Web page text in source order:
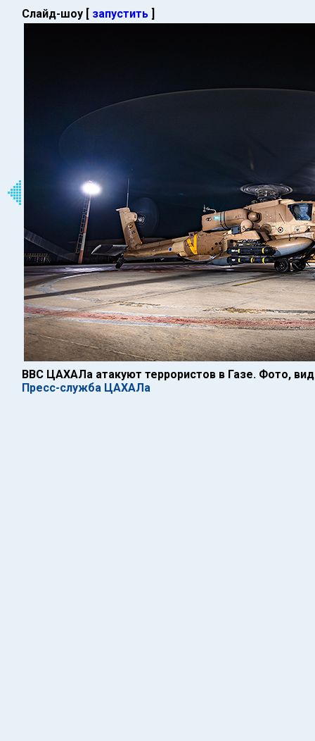
Слайд-шоу [ запустить ]
ВВС ЦАХАЛа атакуют террористов в Газе. Фото,
Пресс-служба ЦАХАЛа